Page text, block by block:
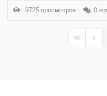
9725 просмотров 0
First Page